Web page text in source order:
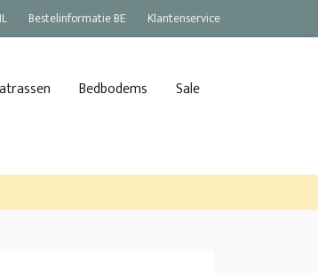
Bestelinformatie BE Klantenservice
Bedbodems Sale